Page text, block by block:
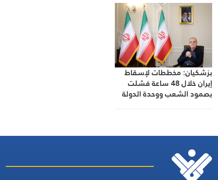
بزشكيان: مخططات لإسقاط
إيران خلال 48 ساعة فشلت
بصمود الشعب ووحدة الدولة